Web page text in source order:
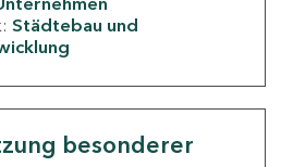
Städtebau und
besonderer